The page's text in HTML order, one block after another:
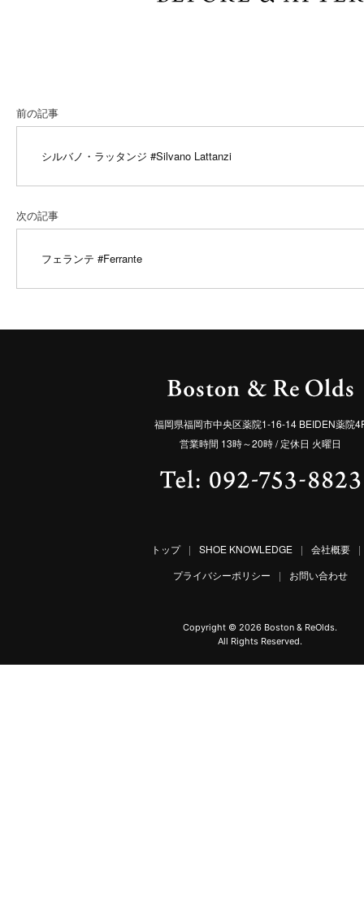
前の記事
シルバノ・ラッタンジ #Silvano Lattanzi
次の記事
フェランテ #Ferrante
福岡県福岡市中央区薬院1-16-14 BEIDEN薬院
営業時間 13時～20時 / 定休日 火曜日
トップ | SHOE KNOWLEDGE | 会社概要
|
プライバシーポリシー
| お問い合わせ
Copyright © 2026 Boston & ReOlds.
All Rights Reserved.